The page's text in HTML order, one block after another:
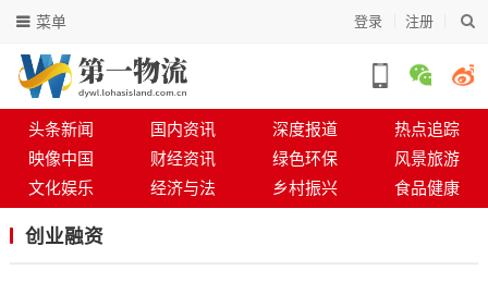
登录 注册
菜单
头条新闻 国内资讯 深度报道
热点追踪
映像中国
财经资讯 绿色环保
风景旅游
文化娱乐
经济与法 乡村振兴 食品健康
创业融资